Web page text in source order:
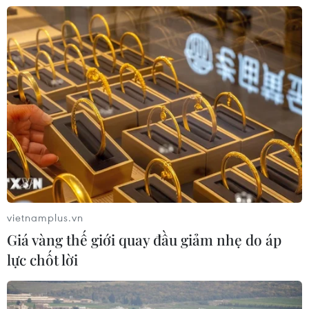
Nhật Bản thúc đẩy phát triển lò phản
ứng modul cỡ nhỏ
05/08/2026 04:59
Mỹ mở rộng hỗ trợ Nhật Bản bảo vệ
đồng yen nhằm ổn định kinh tế châu
Á
05/08/2026 04:26
Trung Quốc tăng cường trấn áp tội
phạm có tổ chức
04/08/2026 14:24
vietnamplus.vn
Giá vàng thế giới quay đầu giảm nhẹ do áp
lực chốt lời